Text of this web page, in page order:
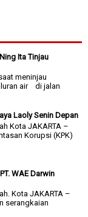
Ita Tinjau
meninjau
air di jalan
Laoly Senin Depan
Kota JAKARTA –
Korupsi (KPK)
WAE Darwin
Kota JAKARTA –
serangkaian